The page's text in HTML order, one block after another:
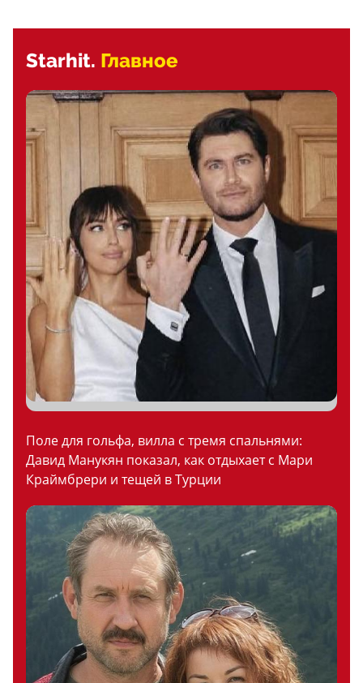
Starhit. Главное
Поле для гольфа, вилла с тремя спальнями:
Давид Манукян показал, как отдыхает с Мари
Краймбрери и тещей в Турции